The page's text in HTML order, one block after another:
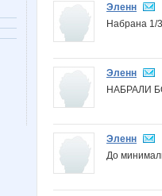
Эленн
Набрана 1/
Эленн
НАБРАЛИ
Эленн
До